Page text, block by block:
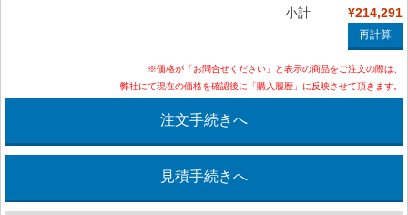
小計 ¥214,291
※価格が「お問合せください」と表示の商品をご注文の際は、
弊社にて現在の価格を確認後に「購入履歴」に反映させて頂きます。